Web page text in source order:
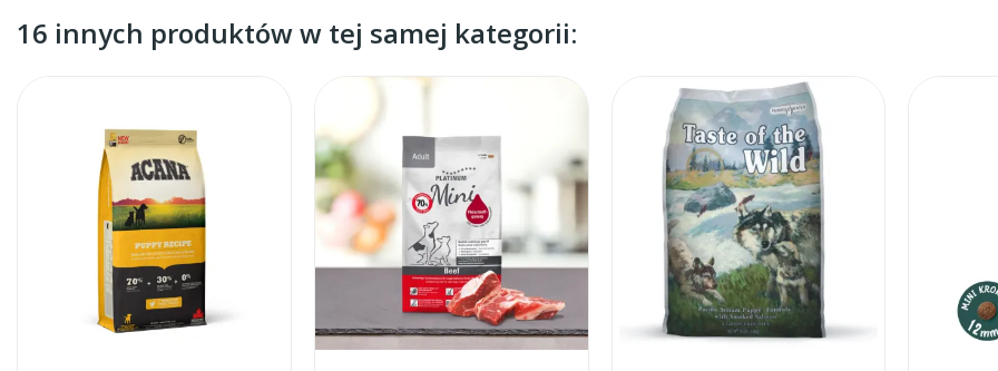
16 innych produktów w tej samej kategorii: